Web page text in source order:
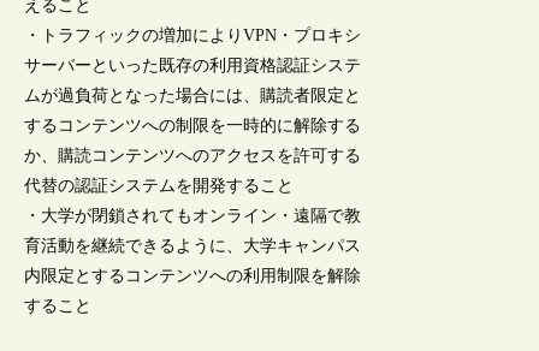
えること
・トラフィックの増加によりVPN・プロキシ
サーバーといった既存の利用資格認証システ
ムが過負荷となった場合には、購読者限定と
するコンテンツへの制限を一時的に解除する
か、購読コンテンツへのアクセスを許可する
代替の認証システムを開発すること
・大学が閉鎖されてもオンライン・遠隔で教
育活動を継続できるように、大学キャンパス
内限定とするコンテンツへの利用制限を解除
すること